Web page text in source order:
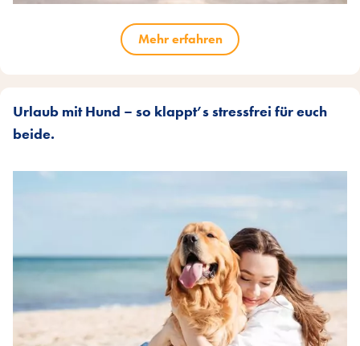
Mehr erfahren
Urlaub mit Hund – so klappt’s stressfrei für euch
beide.